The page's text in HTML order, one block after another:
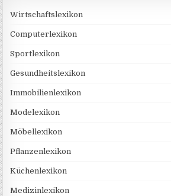
Wirtschaftslexikon
Computerlexikon
Sportlexikon
Gesundheitslexikon
Immobilienlexikon
Modelexikon
Möbellexikon
Pflanzenlexikon
Küchenlexikon
Medizinlexikon